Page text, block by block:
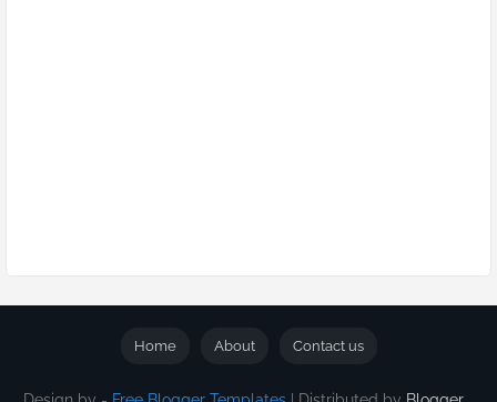
Home About Contact us